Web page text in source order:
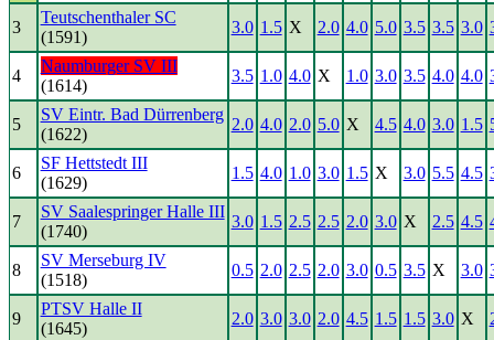
3
Teutschenthaler SC
(1591)
3.0 1.5 X 2.0 4.0 5.0 3.5 3.5 3.0
4
Naumburger SV III
(1614)
3.5 1.0 4.0 X 1.0 3.0 3.5 4.0 4.0
5
SV Eintr. Bad Dürrenberg
(1622)
2.0 4.0 2.0 5.0 X 4.5 4.0 3.0 1.5
6
SF Hettstedt III
(1629)
1.5 4.0 1.0 3.0 1.5 X 3.0 5.5 4.5
7
SV Saalespringer Halle III
(1740)
3.0 1.5 2.5 2.5 2.0 3.0 X 2.5 4.5
8
SV Merseburg IV
(1518)
0.5 2.0 2.5 2.0 3.0 0.5 3.5 X 3.0
9
PTSV Halle II
(1645)
2.0 3.0 3.0 2.0 4.5 1.5 1.5 3.0 X